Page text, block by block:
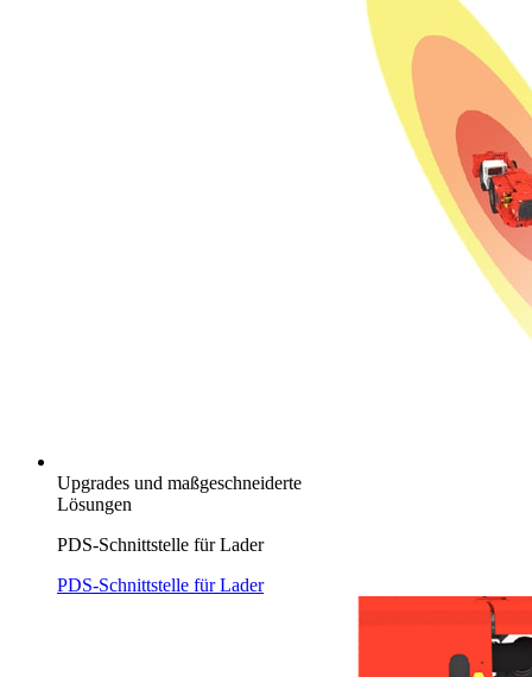
Upgrades und maßgeschneiderte
Lösungen
PDS-Schnittstelle für Lader
PDS-Schnittstelle für Lader